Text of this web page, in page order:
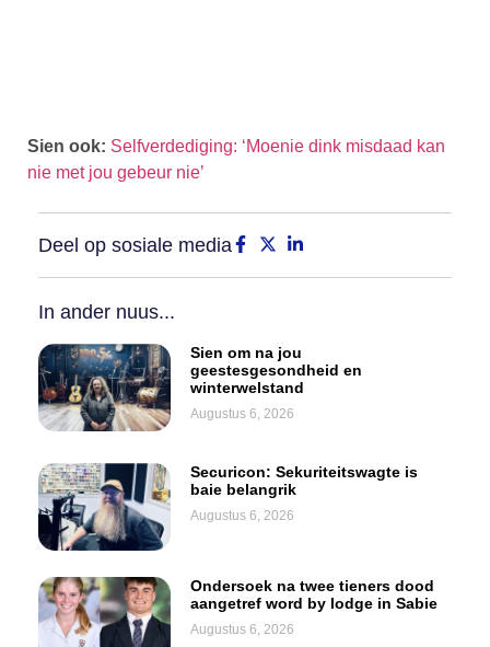
Sien ook: Selfverdediging: ‘Moenie dink misdaad kan
nie met jou gebeur nie’
Deel op sosiale media
In ander nuus...
Sien om na jou
geestesgesondheid en
winterwelstand
Augustus 6, 2026
Securicon: Sekuriteitswagte is
baie belangrik
Augustus 6, 2026
Ondersoek na twee tieners dood
aangetref word by lodge in Sabie
Augustus 6, 2026